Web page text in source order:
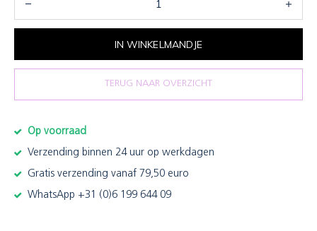
IN WINKELMANDJE
TERUG NAAR OVERZICHT
Op voorraad
Verzending binnen 24 uur op werkdagen
Gratis verzending vanaf 79,50 euro
WhatsApp +31 (0)6 199 644 09